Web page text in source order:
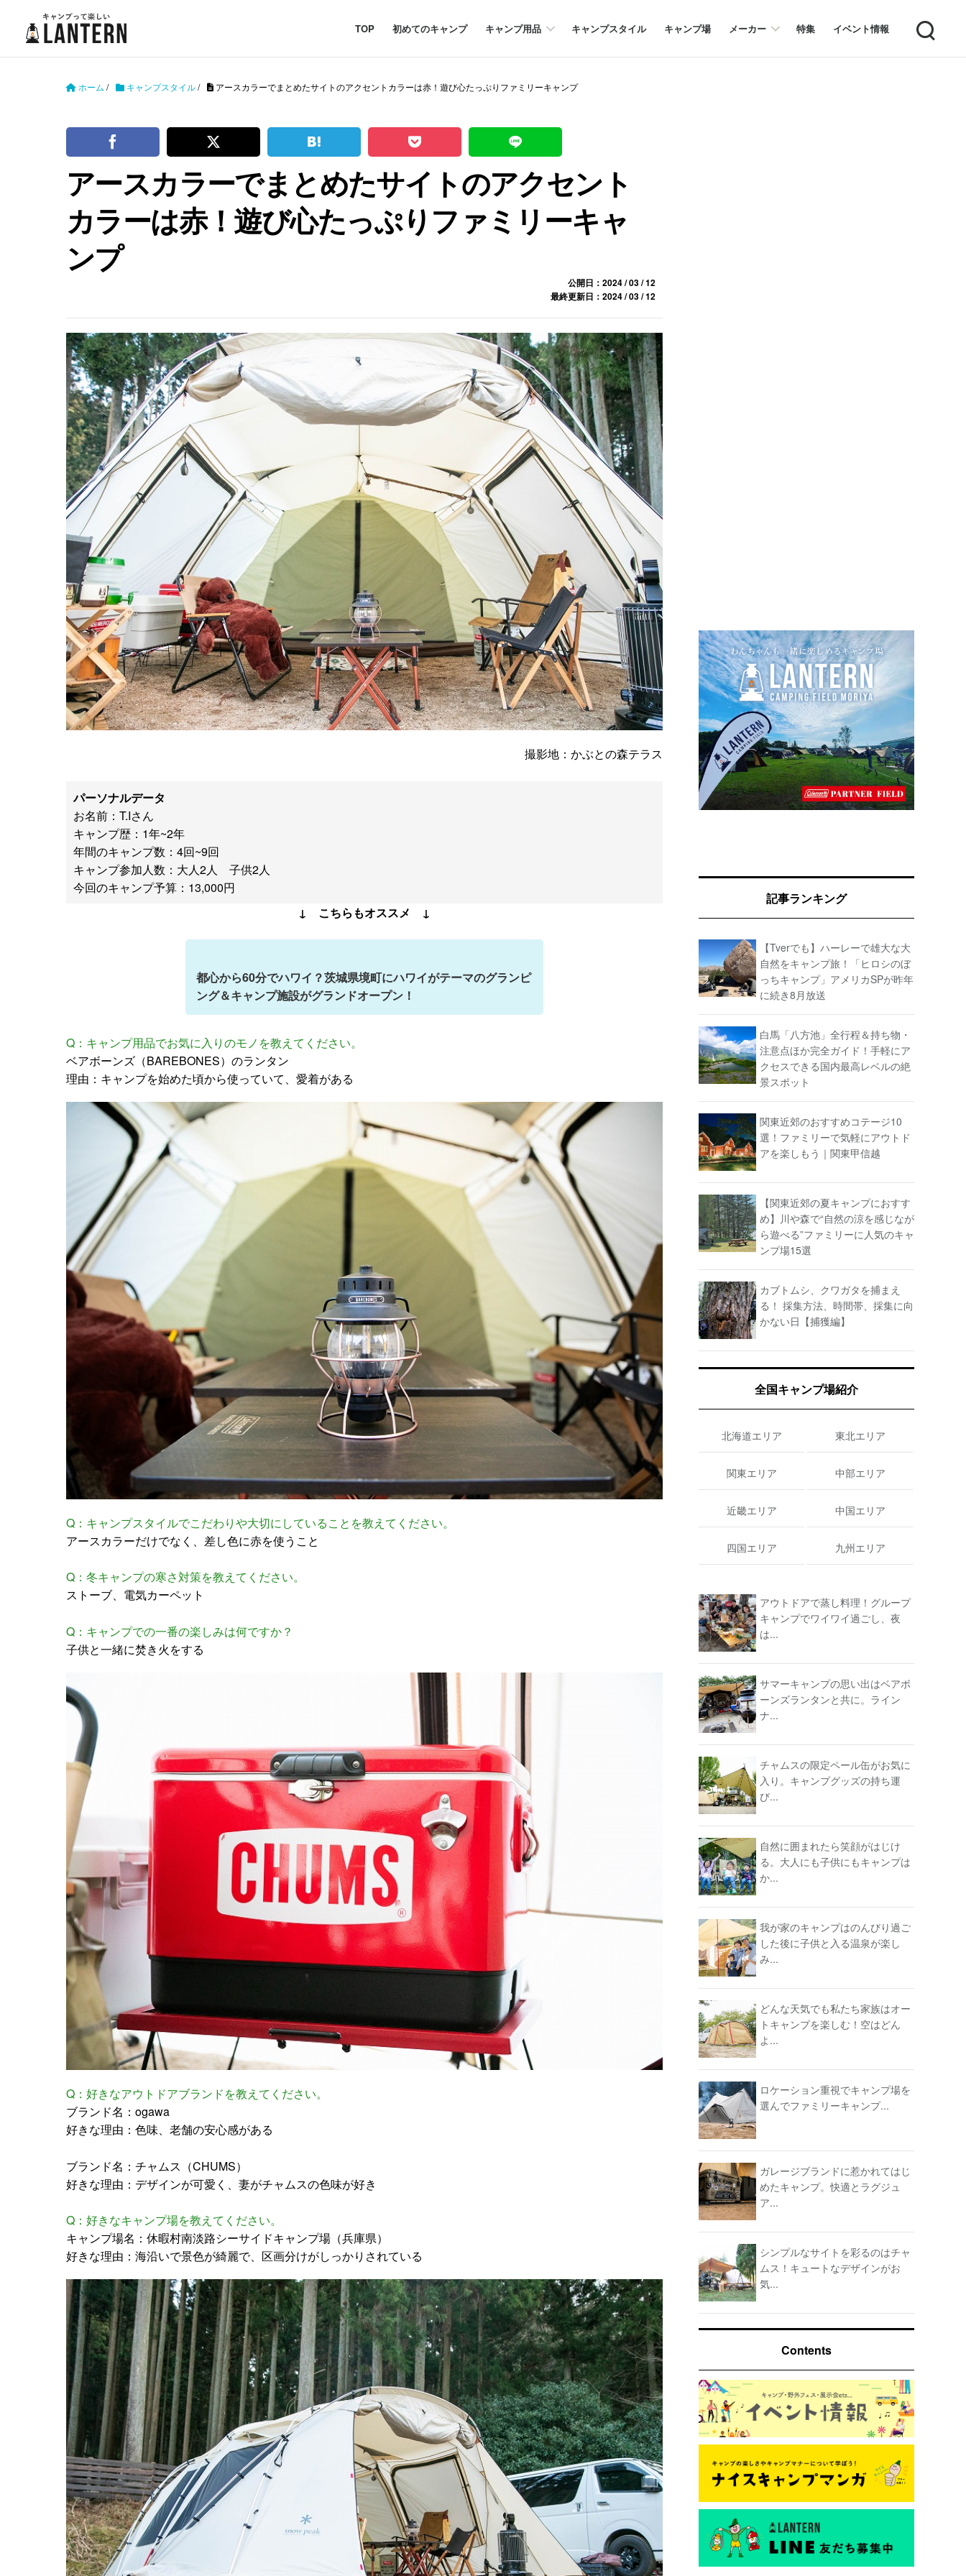
TOP 初めてのキャンプ キャンプ用品 キャンプスタイル キャンプ場 メーカー 特集 イベント情報 Search
ホーム / キャンプスタイル/ アースカラーでまとめたサイトのアクセントカラーは赤！遊び心たっぷりファミリーキャンプ
アースカラーでまとめたサイトのアクセント
カラーは赤！遊び心たっぷりファミリーキャ
ンプ
公開日：2024 / 03 / 12
最終更新日：2024 / 03 / 12
撮影地：かぶとの森テラス
パーソナルデータ
お名前：T.Iさん
キャンプ歴：1年~2年
年間のキャンプ数：4回~9回
キャンプ参加人数：大人2人 子供2人
今回のキャンプ予算：13,000円
↓ こちらもオススメ ↓
都心から60分でハワイ？茨城県境町にハワイがテーマのグランピ
ング＆キャンプ施設がグランドオープン！
Q：キャンプ用品でお気に入りのモノを教えてください。
ベアボーンズ（BAREBONES）のランタン
理由：キャンプを始めた頃から使っていて、愛着がある
Q：キャンプスタイルでこだわりや大切にしていることを教えてください。
アースカラーだけでなく、差し色に赤を使うこと
Q：冬キャンプの寒さ対策を教えてください。
ストーブ、電気カーペット
Q：キャンプでの一番の楽しみは何ですか？
子供と一緒に焚き火をする
Q：好きなアウトドアブランドを教えてください。
ブランド名：ogawa
好きな理由：色味、老舗の安心感がある
ブランド名：チャムス（CHUMS）
好きな理由：デザインが可愛く、妻がチャムスの色味が好き
Q：好きなキャンプ場を教えてください。
キャンプ場名：休暇村南淡路シーサイドキャンプ場（兵庫県）
好きな理由：海沿いで景色が綺麗で、区画分けがしっかりされている
記事ランキング
【Tverでも】ハーレーで雄大な大
自然をキャンプ旅！「ヒロシのぼ
っちキャンプ」アメリカSPが昨年
に続き8月放送
白馬「八方池」全行程＆持ち物・
注意点ほか完全ガイド！手軽にア
クセスできる国内最高レベルの絶
景スポット
関東近郊のおすすめコテージ10
選！ファミリーで気軽にアウトド
アを楽しもう｜関東甲信越
【関東近郊の夏キャンプにおすす
め】川や森で“自然の涼を感じなが
ら遊べる”ファミリーに人気のキャ
ンプ場15選
カブトムシ、クワガタを捕まえ
る！ 採集方法、時間帯、採集に向
かない日【捕獲編】
全国キャンプ場紹介
北海道エリア 東北エリア
関東エリア 中部エリア
近畿エリア 中国エリア
四国エリア 九州エリア
アウトドアで蒸し料理！グループ
キャンプでワイワイ過ごし、夜
は...
サマーキャンプの思い出はベアボ
ーンズランタンと共に。ライン
ナ...
チャムスの限定ペール缶がお気に
入り。キャンプグッズの持ち運
び...
自然に囲まれたら笑顔がはじけ
る。大人にも子供にもキャンプは
か...
我が家のキャンプはのんびり過ご
した後に子供と入る温泉が楽し
み...
どんな天気でも私たち家族はオー
トキャンプを楽しむ！空はどん
よ...
ロケーション重視でキャンプ場を
選んでファミリーキャンプ...
ガレージブランドに惹かれてはじ
めたキャンプ。快適とラグジュ
ア...
シンプルなサイトを彩るのはチャ
ムス！キュートなデザインがお
気...
Contents